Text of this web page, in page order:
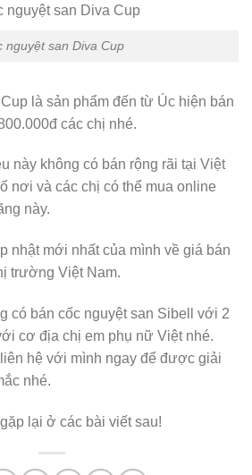
nguyệt san Diva Cup
là sản phẩm đến từ Úc hiện bán
các chị nhé.
này không có bán rộng rãi tại Việt
nơi và các chị có thể mua online
này.
nhật mới nhất của mình về giá bán
trường Việt Nam.
có bán cốc nguyệt san Sibell với 2
cơ địa chị em phụ nữ Việt nhé.
hệ với mình ngay để được giải
nhé.
lại ở các bài viết sau!